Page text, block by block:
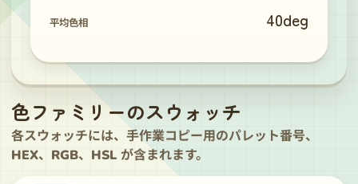
平均色相 40deg
色ファミリーのスウォッチ
各スウォッチには、手作業コピー用のパレット番号、
HEX、RGB、HSL が含まれます。